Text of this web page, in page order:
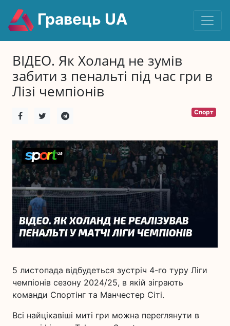
Гравець UA
ВІДЕО. Як Холанд не зумів
забити з пенальті під час гри в
Лізі чемпіонів
Спорт
5 листопада відбудеться зустріч 4-го туру Ліги
чемпіонів сезону 2024/25, в якій зіграють
команди Спортінг та Манчестер Сіті.
Всі найцікавіші миті гри можна переглянути в